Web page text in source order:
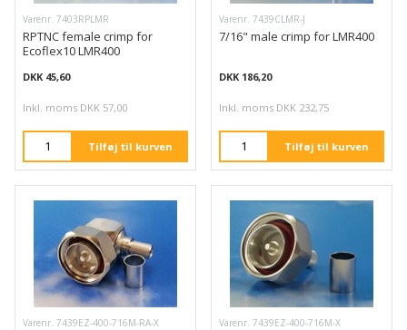
Varenr. 7403RPLMR
RPTNC female crimp for
Ecoflex10 LMR400
DKK 45,60
Inkl. moms DKK 57,00
Tilføj til kurven
Varenr. 7439CLMR-J
7/16" male crimp for LMR400
DKK 186,20
Inkl. moms DKK 232,75
Tilføj til kurven
Varenr. 7439EZ-400-716M-RA-X Varenr. 7439EZ-400-716M-X